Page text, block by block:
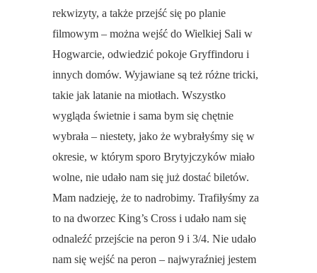
rekwizyty, a także przejść się po planie
filmowym – można wejść do Wielkiej Sali w
Hogwarcie, odwiedzić pokoje Gryffindoru i
innych domów. Wyjawiane są też różne tricki,
takie jak latanie na miotłach. Wszystko
wygląda świetnie i sama bym się chętnie
wybrała – niestety, jako że wybrałyśmy się w
okresie, w którym sporo Brytyjczyków miało
wolne, nie udało nam się już dostać biletów.
Mam nadzieję, że to nadrobimy. Trafiłyśmy za
to na dworzec King’s Cross i udało nam się
odnaleźć przejście na peron 9 i 3/4. Nie udało
nam się wejść na peron – najwyraźniej jestem